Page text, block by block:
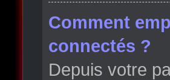
Comment
connectés ?
Depuis votre